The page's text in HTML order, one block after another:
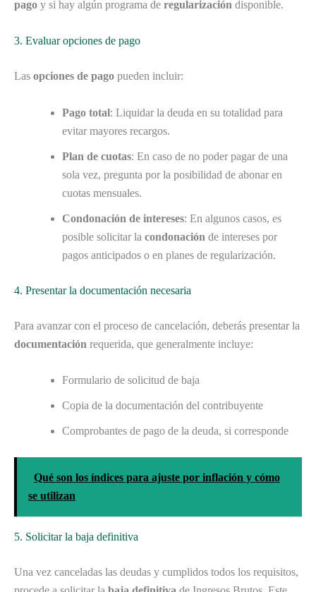
pago y si hay algún programa de regularización disponible.
3. Evaluar opciones de pago
Las opciones de pago pueden incluir:
Pago total: Liquidar la deuda en su totalidad para
evitar mayores recargos.
Plan de cuotas: En caso de no poder pagar de una
sola vez, pregunta por la posibilidad de abonar en
cuotas mensuales.
Condonación de intereses: En algunos casos, es
posible solicitar la condonación de intereses por
pagos anticipados o en planes de regularización.
4. Presentar la documentación necesaria
Para avanzar con el proceso de cancelación, deberás presentar la
documentación requerida, que generalmente incluye:
Formulario de solicitud de baja
Copia de la documentación del contribuyente
Comprobantes de pago de la deuda, si corresponde
Qué son los índices para ajuste por inflación y cómo
se utilizan
5. Solicitar la baja definitiva
Una vez canceladas las deudas y cumplidos todos los requisitos,